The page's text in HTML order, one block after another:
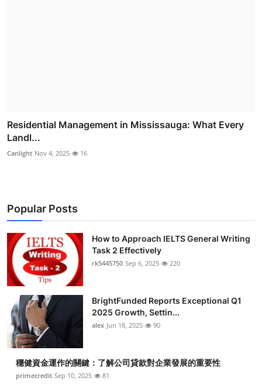
Residential Management in Mississauga: What Every
Landl...
Canlight Nov 4, 2025 16
Popular Posts
How to Approach IELTS General Writing
Task 2 Effectively
rk5445750 Sep 6, 2025 220
BrightFunded Reports Exceptional Q1
2025 Growth, Settin...
alex Jun 18, 2025 90
穩健資金運作的關鍵：了解公司貸款對企業發展的重要性
primecredit Sep 10, 2025 81